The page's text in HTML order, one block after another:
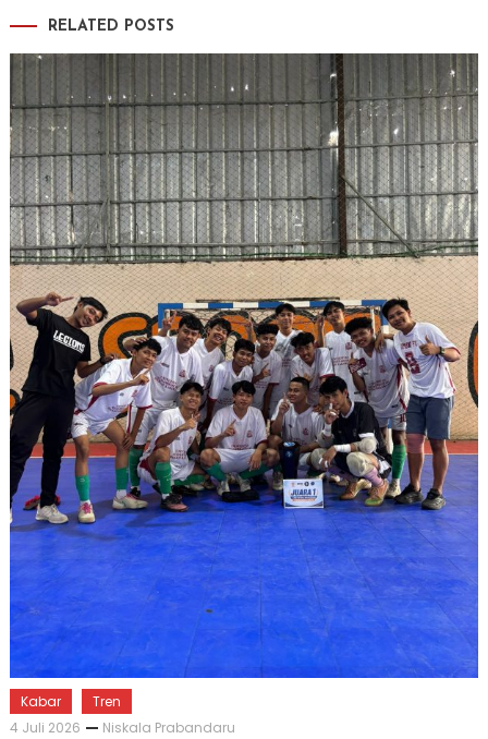
RELATED POSTS
Kabar
Tren
4 Juli 2026
Niskala Prabandaru